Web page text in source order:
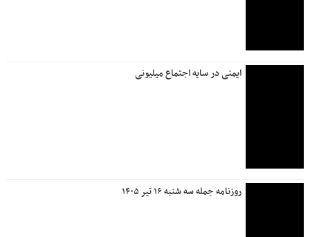
ایمنی در سایه اجتماع میلیونی
روزنامه جمله سه شنبه ۱۶ تیر ۱۴۰۵